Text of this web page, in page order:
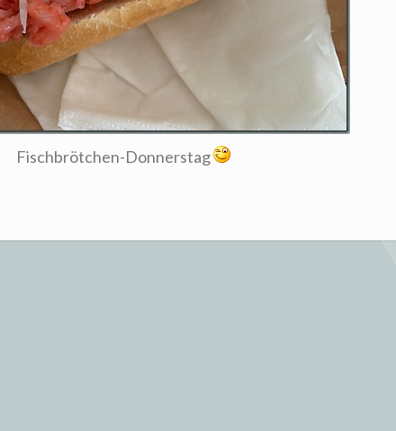
Fischbrötchen-Donnerstag